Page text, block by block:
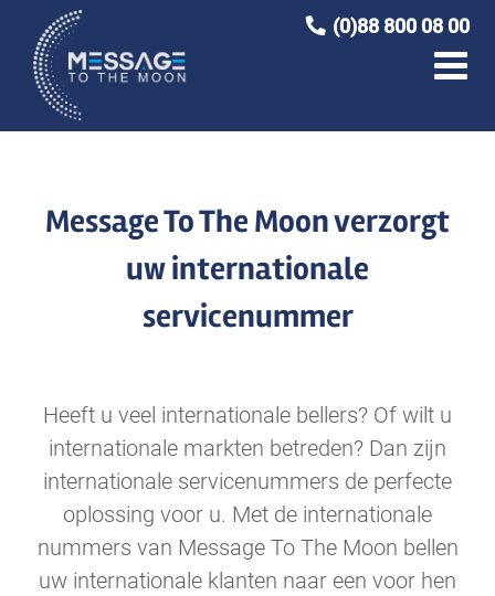
(0)88 800 08 00
naar
inhoud
Message To The Moon verzorgt
uw internationale
servicenummer
Heeft u veel internationale bellers? Of wilt u
internationale markten betreden? Dan zijn
internationale servicenummers de perfecte
oplossing voor u. Met de internationale
nummers van Message To The Moon bellen
uw internationale klanten naar een voor hen